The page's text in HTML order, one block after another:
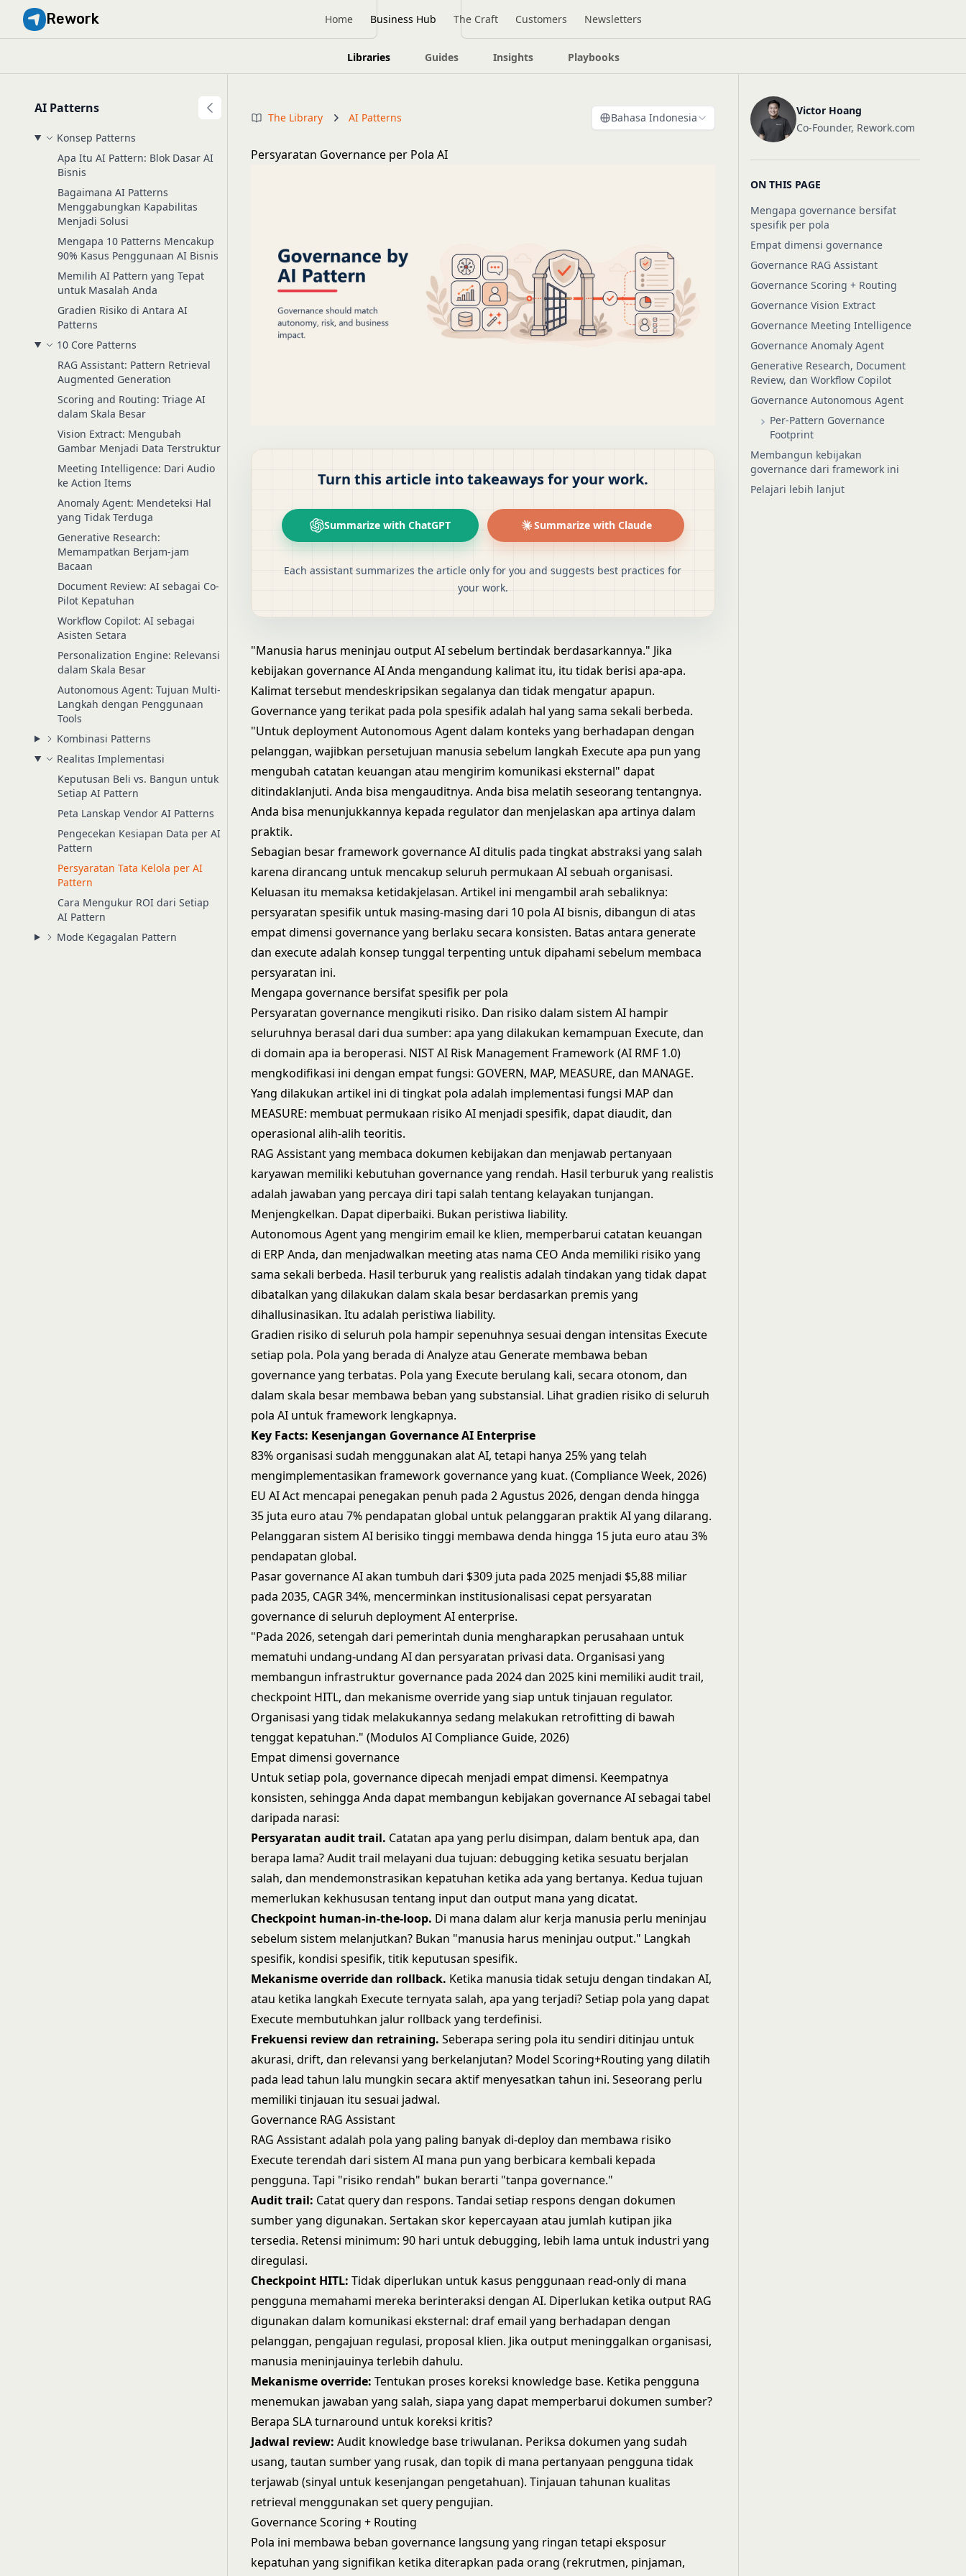
Rework Home Business Hub The Craft Customers Newsletters
Libraries Guides Insights Playbooks
AI Patterns
Konsep Patterns
Apa Itu AI Pattern: Blok Dasar AI
Bisnis
Bagaimana AI Patterns
Menggabungkan Kapabilitas
Menjadi Solusi
Mengapa 10 Patterns Mencakup
90% Kasus Penggunaan AI Bisnis
Memilih AI Pattern yang Tepat
untuk Masalah Anda
Gradien Risiko di Antara AI
Patterns
10 Core Patterns
RAG Assistant: Pattern Retrieval
Augmented Generation
Scoring and Routing: Triage AI
dalam Skala Besar
Vision Extract: Mengubah
Gambar Menjadi Data Terstruktur
Meeting Intelligence: Dari Audio
ke Action Items
Anomaly Agent: Mendeteksi Hal
yang Tidak Terduga
Generative Research:
Memampatkan Berjam-jam
Bacaan
Document Review: AI sebagai Co-
Pilot Kepatuhan
Workflow Copilot: AI sebagai
Asisten Setara
Personalization Engine: Relevansi
dalam Skala Besar
Autonomous Agent: Tujuan Multi-
Langkah dengan Penggunaan
Tools
Kombinasi Patterns
Realitas Implementasi
Keputusan Beli vs. Bangun untuk
Setiap AI Pattern
Peta Lanskap Vendor AI Patterns
Pengecekan Kesiapan Data per AI
Pattern
Persyaratan Tata Kelola per AI
Pattern
Cara Mengukur ROI dari Setiap
AI Pattern
Mode Kegagalan Pattern
The Library AI Patterns Bahasa Indonesia
Persyaratan Governance per Pola AI
Turn this article into takeaways for your work.
Summarize with ChatGPT Summarize with Claude
Each assistant summarizes the article only for you and suggests best practices for
your work.
"Manusia harus meninjau output AI sebelum bertindak berdasarkannya." Jika
kebijakan governance AI Anda mengandung kalimat itu, itu tidak berisi apa-apa.
Kalimat tersebut mendeskripsikan segalanya dan tidak mengatur apapun.
Governance yang terikat pada pola spesifik adalah hal yang sama sekali berbeda.
"Untuk deployment Autonomous Agent dalam konteks yang berhadapan dengan
pelanggan, wajibkan persetujuan manusia sebelum langkah Execute apa pun yang
mengubah catatan keuangan atau mengirim komunikasi eksternal" dapat
ditindaklanjuti. Anda bisa mengauditnya. Anda bisa melatih seseorang tentangnya.
Anda bisa menunjukkannya kepada regulator dan menjelaskan apa artinya dalam
praktik.
Sebagian besar framework governance AI ditulis pada tingkat abstraksi yang salah
karena dirancang untuk mencakup seluruh permukaan AI sebuah organisasi.
Keluasan itu memaksa ketidakjelasan. Artikel ini mengambil arah sebaliknya:
persyaratan spesifik untuk masing-masing dari 10 pola AI bisnis, dibangun di atas
empat dimensi governance yang berlaku secara konsisten. Batas antara generate
dan executeadalah konsep tunggal terpenting untuk dipahami sebelum membaca
persyaratan ini.
Mengapa governance bersifat spesifik per pola
Persyaratan governance mengikuti risiko. Dan risiko dalam sistem AI hampir
seluruhnya berasal dari dua sumber: apa yang dilakukan kemampuan Execute, dan
di domain apa ia beroperasi. NIST AI Risk Management Framework (AI RMF 1.0)
mengkodifikasi ini dengan empat fungsi: GOVERN, MAP, MEASURE, dan MANAGE.
Yang dilakukan artikel ini di tingkat pola adalah implementasi fungsi MAP dan
MEASURE: membuat permukaan risiko AI menjadi spesifik, dapat diaudit, dan
operasional alih-alih teoritis.
RAG Assistant yang membaca dokumen kebijakan dan menjawab pertanyaan
karyawan memiliki kebutuhan governance yang rendah. Hasil terburuk yang realistis
adalah jawaban yang percaya diri tapi salah tentang kelayakan tunjangan.
Menjengkelkan. Dapat diperbaiki. Bukan peristiwa liability.
Autonomous Agent yang mengirim email ke klien, memperbarui catatan keuangan
di ERP Anda, dan menjadwalkan meeting atas nama CEO Anda memiliki risiko yang
sama sekali berbeda. Hasil terburuk yang realistis adalah tindakan yang tidak dapat
dibatalkan yang dilakukan dalam skala besar berdasarkan premis yang
dihallusinasikan. Itu adalah peristiwa liability.
Gradien risiko di seluruh pola hampir sepenuhnya sesuai dengan intensitas Execute
setiap pola. Pola yang berada di Analyze atau Generate membawa beban
governance yang terbatas. Pola yang Execute berulang kali, secara otonom, dan
dalam skala besar membawa beban yang substansial. Lihat gradien risiko di seluruh
pola AI untuk framework lengkapnya.
Key Facts: Kesenjangan Governance AI Enterprise
83% organisasi sudah menggunakan alat AI, tetapi hanya 25% yang telah
mengimplementasikan framework governance yang kuat. (Compliance Week, 2026)
EU AI Act mencapai penegakan penuh pada 2 Agustus 2026, dengan denda hingga
35 juta euro atau 7% pendapatan global untuk pelanggaran praktik AI yang dilarang.
Pelanggaran sistem AI berisiko tinggi membawa denda hingga 15 juta euro atau 3%
pendapatan global.
Pasar governance AI akan tumbuh dari $309 juta pada 2025 menjadi $5,88 miliar
pada 2035, CAGR 34%, mencerminkan institusionalisasi cepat persyaratan
governance di seluruh deployment AI enterprise.
"Pada 2026, setengah dari pemerintah dunia mengharapkan perusahaan untuk
mematuhi undang-undang AI dan persyaratan privasi data. Organisasi yang
membangun infrastruktur governance pada 2024 dan 2025 kini memiliki audit trail,
checkpoint HITL, dan mekanisme override yang siap untuk tinjauan regulator.
Organisasi yang tidak melakukannya sedang melakukan retrofitting di bawah
tenggat kepatuhan." (Modulos AI Compliance Guide, 2026)
Empat dimensi governance
Untuk setiap pola, governance dipecah menjadi empat dimensi. Keempatnya
konsisten, sehingga Anda dapat membangun kebijakan governance AI sebagai tabel
daripada narasi:
Persyaratan audit trail. Catatan apa yang perlu disimpan, dalam bentuk apa, dan
berapa lama? Audit trail melayani dua tujuan: debugging ketika sesuatu berjalan
salah, dan mendemonstrasikan kepatuhan ketika ada yang bertanya. Kedua tujuan
memerlukan kekhususan tentang input dan output mana yang dicatat.
Checkpoint human-in-the-loop. Di mana dalam alur kerja manusia perlu meninjau
sebelum sistem melanjutkan? Bukan "manusia harus meninjau output." Langkah
spesifik, kondisi spesifik, titik keputusan spesifik.
Mekanisme override dan rollback. Ketika manusia tidak setuju dengan tindakan AI,
atau ketika langkah Execute ternyata salah, apa yang terjadi? Setiap pola yang dapat
Execute membutuhkan jalur rollback yang terdefinisi.
Frekuensi review dan retraining. Seberapa sering pola itu sendiri ditinjau untuk
akurasi, drift, dan relevansi yang berkelanjutan? Model Scoring+Routing yang dilatih
pada lead tahun lalu mungkin secara aktif menyesatkan tahun ini. Seseorang perlu
memiliki tinjauan itu sesuai jadwal.
Governance RAG Assistant
RAG Assistantadalah pola yang paling banyak di-deploy dan membawa risiko
Execute terendah dari sistem AI mana pun yang berbicara kembali kepada
pengguna. Tapi "risiko rendah" bukan berarti "tanpa governance."
Audit trail: Catat query dan respons. Tandai setiap respons dengan dokumen
sumber yang digunakan. Sertakan skor kepercayaan atau jumlah kutipan jika
tersedia. Retensi minimum: 90 hari untuk debugging, lebih lama untuk industri yang
diregulasi.
Checkpoint HITL: Tidak diperlukan untuk kasus penggunaan read-only di mana
pengguna memahami mereka berinteraksi dengan AI. Diperlukan ketika output RAG
digunakan dalam komunikasi eksternal: draf email yang berhadapan dengan
pelanggan, pengajuan regulasi, proposal klien. Jika output meninggalkan organisasi,
manusia meninjauinya terlebih dahulu.
Mekanisme override: Tentukan proses koreksi knowledge base. Ketika pengguna
menemukan jawaban yang salah, siapa yang dapat memperbarui dokumen sumber?
Berapa SLA turnaround untuk koreksi kritis?
Jadwal review: Audit knowledge base triwulanan. Periksa dokumen yang sudah
usang, tautan sumber yang rusak, dan topik di mana pertanyaan pengguna tidak
terjawab (sinyal untuk kesenjangan pengetahuan). Tinjauan tahunan kualitas
retrieval menggunakan set query pengujian.
Governance Scoring + Routing
Pola ini membawa beban governance langsung yang ringan tetapi eksposur
kepatuhan yang signifikan ketika diterapkan pada orang (rekrutmen, pinjaman,
Victor Hoang
Co-Founder, Rework.com
ON THIS PAGE
Mengapa governance bersifat
spesifik per pola
Empat dimensi governance
Governance RAG Assistant
Governance Scoring + Routing
Governance Vision Extract
Governance Meeting Intelligence
Governance Anomaly Agent
Generative Research, Document
Review, dan Workflow Copilot
Governance Autonomous Agent
Per-Pattern Governance
Footprint
Membangun kebijakan
governance dari framework ini
Pelajari lebih lanjut